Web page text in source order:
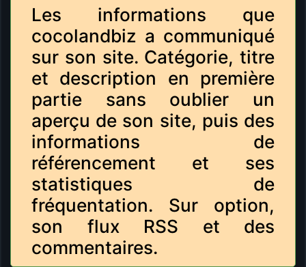
Les informations que
cocolandbiz a communiqué
sur son site. Catégorie, titre
et description en première
partie sans oublier un
aperçu de son site, puis des
informations de
référencement et ses
statistiques de
fréquentation. Sur option,
son flux RSS et des
commentaires.